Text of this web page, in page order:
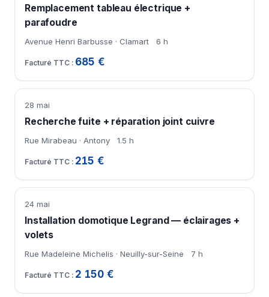
Remplacement tableau électrique +
parafoudre
Avenue Henri Barbusse · Clamart 6 h
685 €
28 mai
Recherche fuite + réparation joint cuivre
Rue Mirabeau · Antony 1.5 h
215 €
24 mai
Installation domotique Legrand — éclairages +
volets
Rue Madeleine Michelis · Neuilly-sur-Seine 7 h
2 150 €